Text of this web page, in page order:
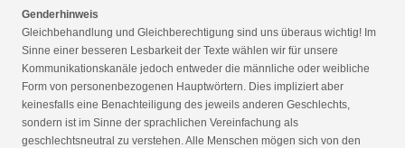
Genderhinweis
Gleichbehandlung und Gleichberechtigung sind uns überaus wichtig! Im
Sinne einer besseren Lesbarkeit der Texte wählen wir für unsere
Kommunikationskanäle jedoch entweder die männliche oder weibliche
Form von personenbezogenen Hauptwörtern. Dies impliziert aber
keinesfalls eine Benachteiligung des jeweils anderen Geschlechts,
sondern ist im Sinne der sprachlichen Vereinfachung als
geschlechtsneutral zu verstehen. Alle Menschen mögen sich von den